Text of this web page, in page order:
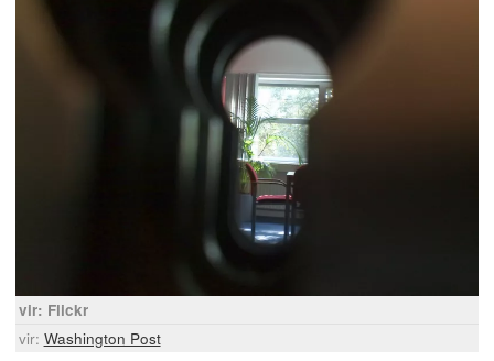
vir: Flickr
vir: Washington Post